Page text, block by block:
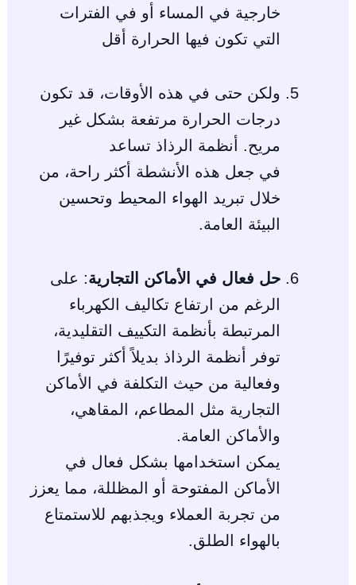
خارجية في المساء أو في الفترات
التي تكون فيها الحرارة أقل
ولكن حتى في هذه الأوقات، قد تكون
درجات الحرارة مرتفعة بشكل غير
مريح. أنظمة الرذاذ تساعد
في جعل هذه الأنشطة أكثر راحة، من
خلال تبريد الهواء المحيط وتحسين
البيئة العامة.
حل فعال في الأماكن التجارية: على
الرغم من ارتفاع تكاليف الكهرباء
المرتبطة بأنظمة التكييف التقليدية،
توفر أنظمة الرذاذ بديلاً أكثر توفيرًا
وفعالية من حيث التكلفة في الأماكن
التجارية مثل المطاعم، المقاهي،
والأماكن العامة.
يمكن استخدامها بشكل فعال في
الأماكن المفتوحة أو المظللة، مما يعزز
من تجربة العملاء ويجذبهم للاستمتاع
بالهواء الطلق.